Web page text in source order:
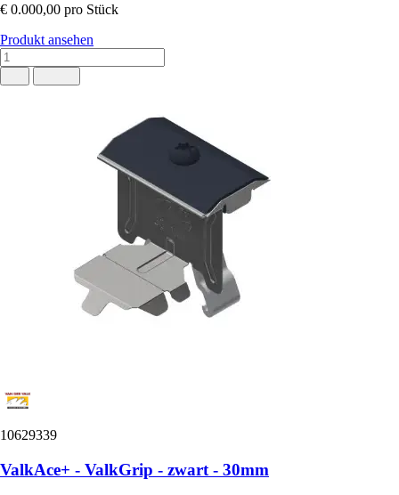
€ 0.000,00 pro Stück
Produkt ansehen
10629339
ValkAce+ - ValkGrip - zwart - 30mm